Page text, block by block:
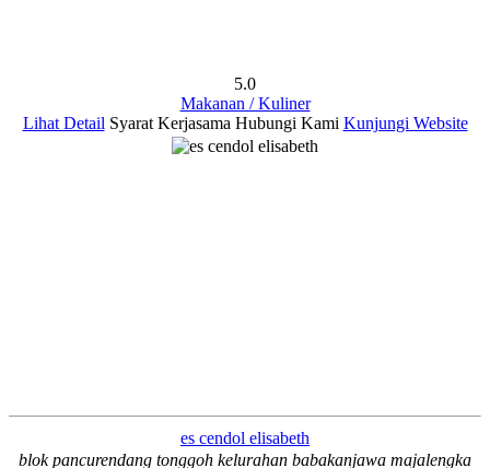
5.0
Makanan / Kuliner
Lihat Detail Syarat Kerjasama Hubungi Kami Kunjungi Website
es cendol elisabeth
blok pancurendang tonggoh kelurahan babakanjawa majalengka